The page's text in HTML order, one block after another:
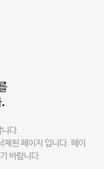
니다.
된 페이지 입니다. 페이
바랍니다.